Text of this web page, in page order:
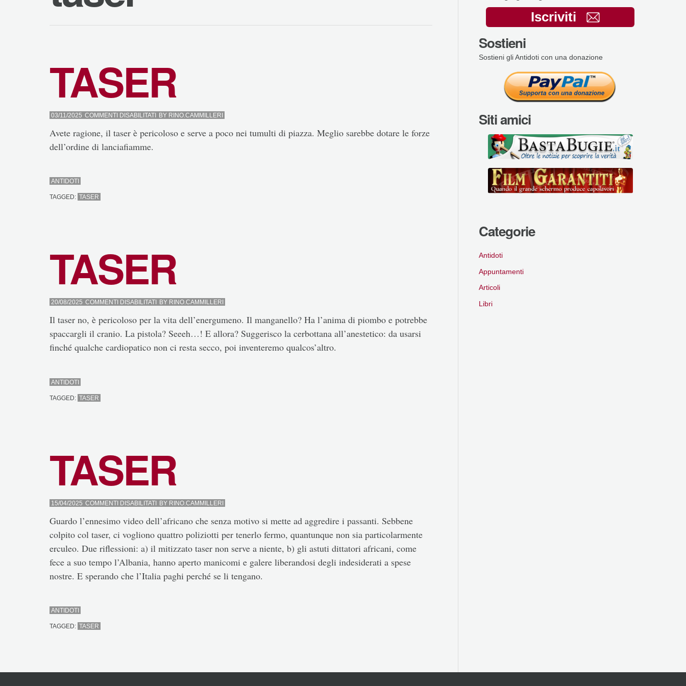
TASER
03/11/2025 COMMENTI DISABILITATISUBY RINO.CAMMILLERI
Avete ragione, il taser è pericoloso e serve a poco nei tumulti di piazza. Meglio sarebbe dotare le forze
dell’ordine di lanciafiamme.
ANTIDOTI
TAGGED: TASER
TASER
20/08/2025 COMMENTI DISABILITATISUBY RINO.CAMMILLERI
Il taser no, è pericoloso per la vita dell’energumeno. Il manganello? Ha l’anima di piombo e potrebbe
spaccargli il cranio. La pistola? Seeeh…! E allora? Suggerisco la cerbottana all’anestetico: da usarsi
finché qualche cardiopatico non ci resta secco, poi inventeremo qualcos’altro.
ANTIDOTI
TAGGED: TASER
TASER
15/04/2025 COMMENTI DISABILITATISU
BY RINO.CAMMILLERI
Guardo l’ennesimo video dell’africano che senza motivo si mette ad aggredire i passanti. Sebbene
colpito col taser, ci vogliono quattro poliziotti per tenerlo fermo, quantunque non sia particolarmente
erculeo. Due riflessioni: a) il mitizzato taser non serve a niente, b) gli astuti dittatori africani, come
fece a suo tempo l’Albania, hanno aperto manicomi e galere liberandosi degli indesiderati a spese
nostre. E sperando che l’Italia paghi perché se li tengano.
ANTIDOTI
TAGGED: TASER
Iscriviti
Sostieni
Sostieni gli Antidoti con una donazione
Siti amici
Categorie
Antidoti
Appuntamenti
Articoli
Libri